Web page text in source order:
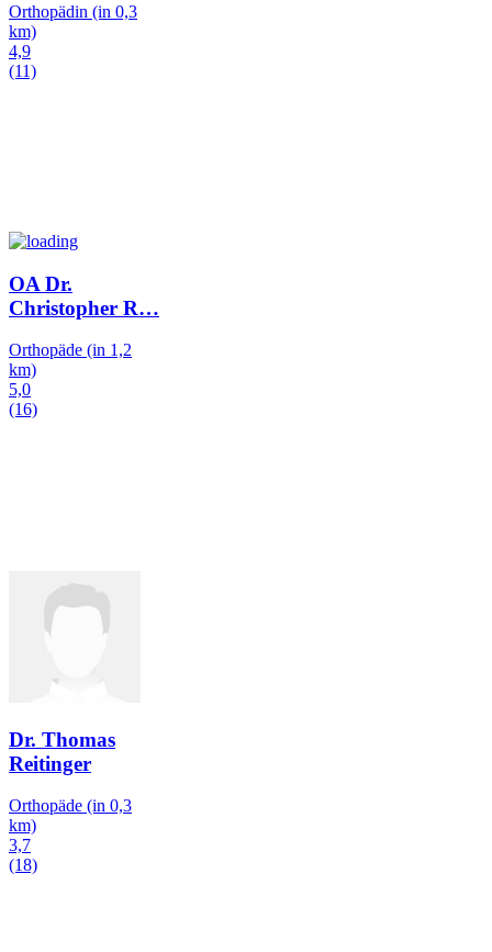
Orthopädin (in 0,3
km)
4,9
(11)
OA Dr.
Christopher R…
Orthopäde (in 1,2
km)
5,0
(16)
Dr. Thomas
Reitinger
Orthopäde (in 0,3
km)
3,7
(18)